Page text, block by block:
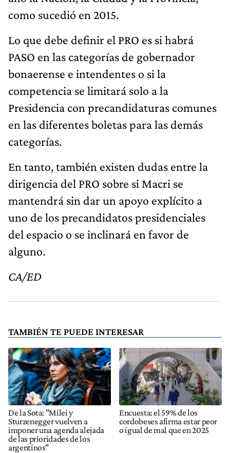
como sucedió en 2015.
Lo que debe definir el PRO es si habrá
PASO en las categorías de gobernador
bonaerense e intendentes o si la
competencia se limitará solo a la
Presidencia con precandidaturas comunes
en las diferentes boletas para las demás
categorías.
En tanto, también existen dudas entre la
dirigencia del PRO sobre si Macri se
mantendrá sin dar un apoyo explícito a
uno de los precandidatos presidenciales
del espacio o se inclinará en favor de
alguno.
CA/ED
TAMBIÉN TE PUEDE INTERESAR
De la Sota: "Milei y
Sturzenegger vuelven a
imponer una agenda alejada
de las prioridades de los
argentinos"
Encuesta: el 59% de los
cordobeses afirma estar peor
o igual de mal que en 2025